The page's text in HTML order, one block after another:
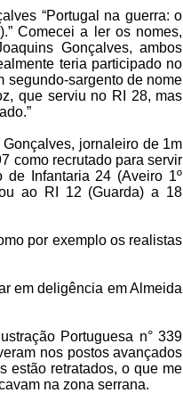
“Portugal na guerra: o
Comecei a ler os nomes,
Gonçalves, ambos
teria participado no
segundo-sargento de nome
que serviu no RI 28, mas
jornaleiro de 1m
como recrutado para servir
Infantaria 24 (Aveiro 1º
ao RI 12 (Guarda) a 18
por exemplo os realistas
em deligência em Almeida
Portuguesa n° 339
nos postos avançados
estão retratados, o que me
na zona serrana.